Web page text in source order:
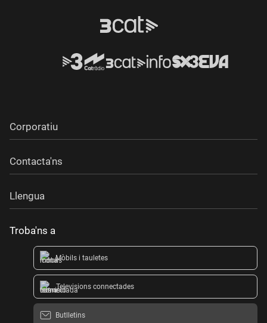
Corporatiu
Contacta'ns
Llengua
Troba'ns a
Mòbils i tauletes
Televisions connectades
Butlletins